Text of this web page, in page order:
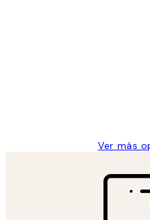
Ver más